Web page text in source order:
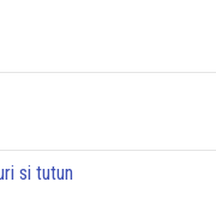
si tutun